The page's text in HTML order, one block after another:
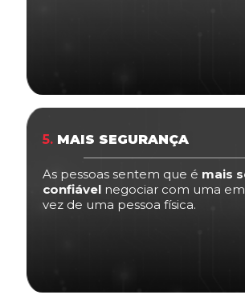
5. MAIS SEGURANÇA
As pessoas sentem que é mais
confiável negociar com uma
vez de uma pessoa física.